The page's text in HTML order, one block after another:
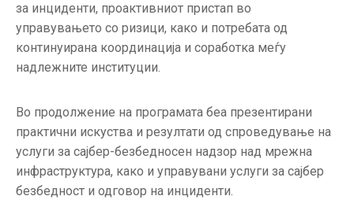
за инциденти, проактивниот пристап во
управувањето со ризици, како и потребата од
континуирана координација и соработка меѓу
надлежните институции.
Во продолжение на програмата беа презентирани
практични искуства и резултати од спроведување на
услуги за сајбер-безбедносен надзор над мрежна
инфраструктура, како и управувани услуги за сајбер
безбедност и одговор на инциденти.